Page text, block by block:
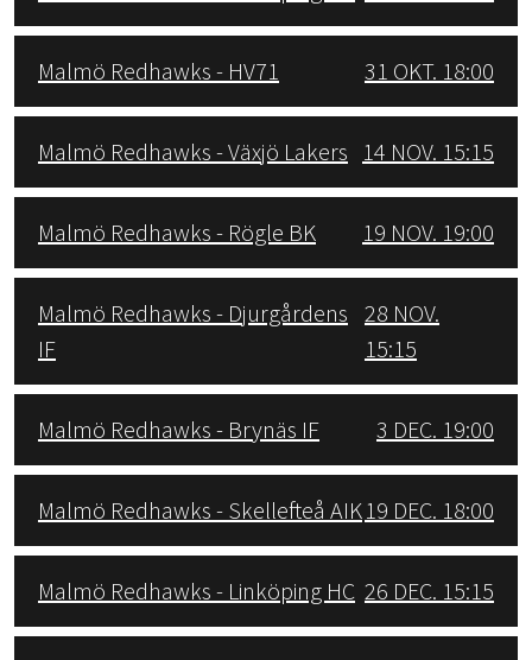
Malmö Redhawks - HV71 31 OKT. 18:00
Malmö Redhawks - Växjö Lakers 14 NOV. 15:15
Malmö Redhawks - Rögle BK 19 NOV. 19:00
Malmö Redhawks - Djurgårdens
IF
28 NOV.
15:15
Malmö Redhawks - Brynäs IF 3 DEC. 19:00
Malmö Redhawks - Skellefteå AIK 19 DEC. 18:00
Malmö Redhawks - Linköping HC 26 DEC. 15:15